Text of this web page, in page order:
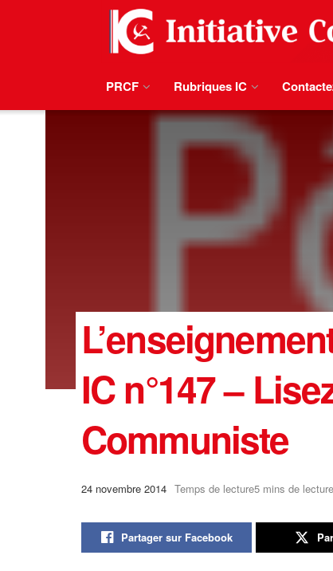
PRCF Rubriques IC
IC n°147 –
Communiste
24 novembre 2014 Temps de lecture5 mins de lecture
Partager sur Facebook